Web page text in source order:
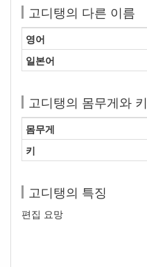
고디탱의 다른 이름
영어
일본어
고디탱의 몸무게와 키
몸무게
키
고디탱의 특징
편집 요망